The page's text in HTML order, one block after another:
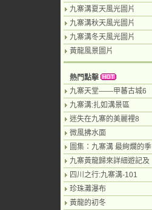
九寨溝夏天風光圖片
九寨溝秋天風光圖片
九寨溝冬天風光圖片
黃龍風景圖片
熱門點擊
九寨天堂——甲蕃古城6
九寨溝:扎如溝景區
迷失在九寨的美麗裡8
微風拂水面
圖集：九寨溝 最絢爛的季
九寨黃龍歸來詳細遊記及
四川之行:九寨溝-101
珍珠灘瀑布
黃龍的初冬